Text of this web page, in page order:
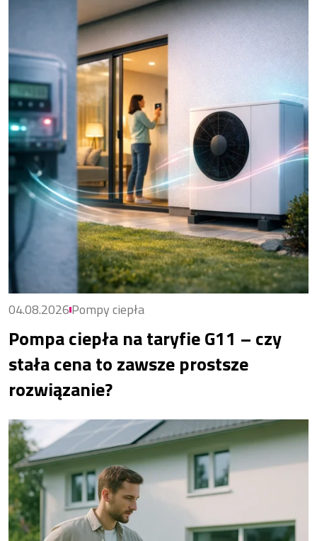
04.08.2026Pompy ciepła
Pompa ciepła na taryfie G11 – czy
stała cena to zawsze prostsze
rozwiązanie?